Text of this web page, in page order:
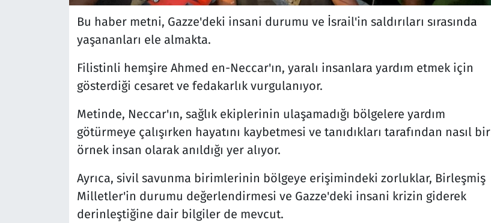
Bu haber metni, Gazze'deki insani durumu ve İsrail'in saldırıları sırasında
yaşananları ele almakta.
Filistinli hemşire Ahmed en-Neccar'ın, yaralı insanlara yardım etmek için
gösterdiği cesaret ve fedakarlık vurgulanıyor.
Metinde, Neccar'ın, sağlık ekiplerinin ulaşamadığı bölgelere yardım
götürmeye çalışırken hayatını kaybetmesi ve tanıdıkları tarafından nasıl bir
örnek insan olarak anıldığı yer alıyor.
Ayrıca, sivil savunma birimlerinin bölgeye erişimindeki zorluklar, Birleşmiş
Milletler'in durumu değerlendirmesi ve Gazze'deki insani krizin giderek
derinleştiğine dair bilgiler de mevcut.